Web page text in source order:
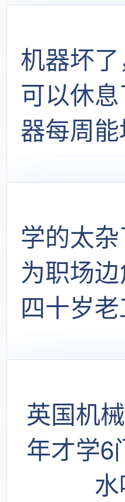
机器坏
可以休
器每周
学的太
为职场
四十岁
英国机
年才学6
水